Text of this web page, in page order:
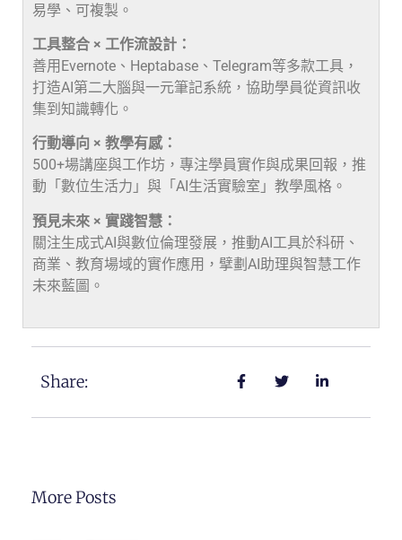
易學、可複製。
工具整合 × 工作流設計：
善用Evernote、Heptabase、Telegram等多款工具，
打造AI第二大腦與一元筆記系統，協助學員從資訊收
集到知識轉化。
行動導向 × 教學有感：
500+場講座與工作坊，專注學員實作與成果回報，推
動「數位生活力」與「AI生活實驗室」教學風格。
預見未來 × 實踐智慧：
關注生成式AI與數位倫理發展，推動AI工具於科研、
商業、教育場域的實作應用，擘劃AI助理與智慧工作
未來藍圖。
Share:
More Posts